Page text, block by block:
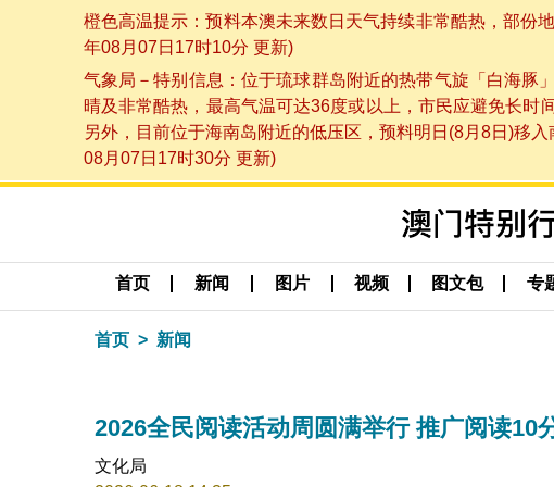
橙色高温提示：预料本澳未来数日天气持续非常酷热，部份
年08月07日17时10分 更新)
气象局－特别信息：位于琉球群岛附近的热带气旋「白海豚
晴及非常酷热，最高气温可达36度或以上，市民应避免长时
另外，目前位于海南岛附近的低压区，预料明日(8月8日)移
08月07日17时30分 更新)
首页 新闻 图片 视频 图文包 专
首页 新闻
2026全民阅读活动周圆满举行 推广阅读
文化局